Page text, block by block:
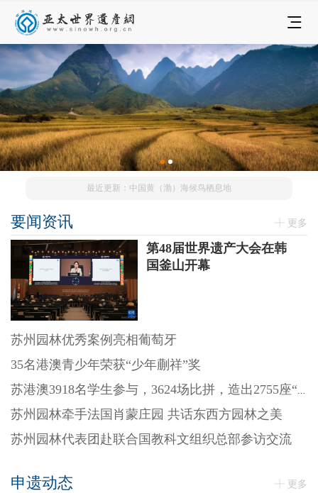
最近更新：中国黄（渤）海候鸟栖息地
要闻资讯 更多
第48届世界遗产大会在韩
国釜山开幕
苏州园林优秀案例亮相葡萄牙
35名港澳青少年荣获“少年蒯祥”奖
苏港澳3918名学生参与，3624场比拼，造出2755座“迷你园林”
苏州园林牵手法国肖蒙庄园 共话东西方园林之美
苏州园林代表团赴联合国教科文组织总部参访交流
申遗动态 更多